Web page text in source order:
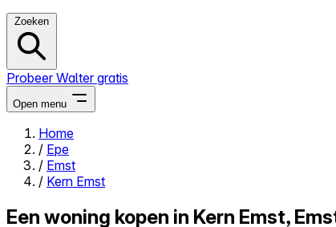
Zoeken
Probeer Walter gratis
Open menu
Close menu
Home
/ Epe
/ Emst
/ Kern Emst
Een woning kopen in Kern Emst,